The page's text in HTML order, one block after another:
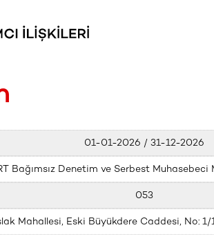
01-01-2026 / 31-12-2026
Bağımsız Denetim ve Serbest Muhasebeci
053
Mahallesi, Eski Büyükdere Caddesi, No: 1/